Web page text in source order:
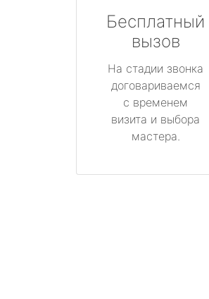
Бесплатный
вызов
На стадии звонка
договариваемся
с временем
визита и выбора
мастера.